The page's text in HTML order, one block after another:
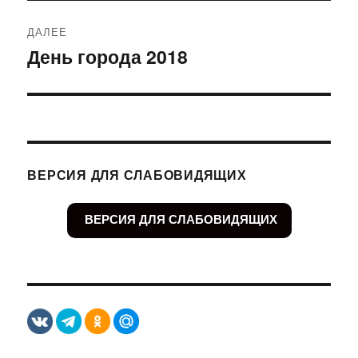
ДАЛЕЕ
Следующая
День города 2018
ВЕРСИЯ ДЛЯ СЛАБОВИДЯЩИХ
ВЕРСИЯ ДЛЯ СЛАБОВИДЯЩИХ